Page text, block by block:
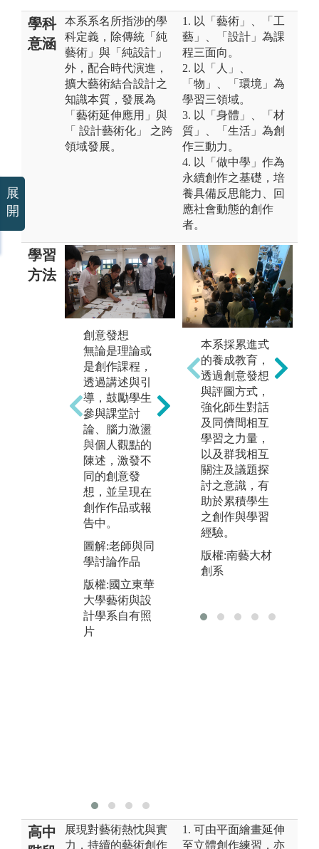
學科
意涵
本系系名所指涉的學
科定義，除傳統「純
藝術」與「純設計」
外，配合時代演進，
擴大藝術結合設計之
知識本質，發展為
「藝術延伸應用」與
「 設計藝術化」 之跨
領域發展。
1. 以「藝術」、「工
藝」、「設計」為課
程三面向。
2. 以「人」、
「物」、「環境」為
學習三領域。
3. 以「身體」、「材
質」、「生活」為創
作三動力。
4. 以「做中學」作為
永續創作之基礎，培
養具備反思能力、回
應社會動態的創作
者。
學習
方法
創意發想
無論是理論或
是創作課程，
透過講述與引
導，鼓勵學生
參與課堂討
論、腦力激盪
與個人觀點的
陳述，激發不
同的創意發
想，並呈現在
創作作品或報
告中。
圖解:老師與同
學討論作品
版權:國立東華
大學藝術與設
計學系自有照
片
實務課程
提供各類創作
媒材的基礎課
程，透過扎實
地實作課程，
使具備繪畫描
寫能力定熟習
運用各種繪畫
媒材後，另提
供進階創作課
程，進階課程
則是透過課堂
作品討論
圖解:同學課堂
本系採累進式
的養成教育，
透過創意發想
與評圖方式，
強化師生對話
及同儕間相互
學習之力量，
以及群我相互
關注及議題探
討之意識，有
助於累積學生
之創作與學習
經驗。
版權:南藝大材
創系
高中
展現對藝術熱忱與實
力，持續的藝術創作
1. 可由平面繪畫延伸
至立體創作練習，亦
展
開